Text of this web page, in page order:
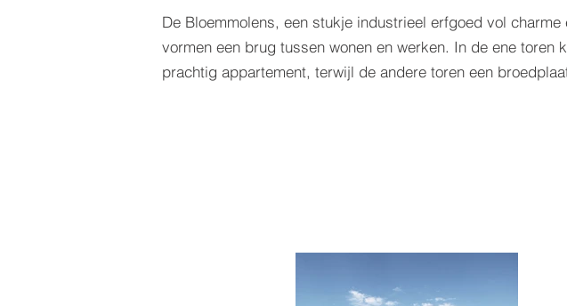
De Bloemmolens, een stukje industrieel erfgoed vol
vormen een brug tussen wonen en werken. In de ene toren
prachtig appartement, terwijl de andere toren een